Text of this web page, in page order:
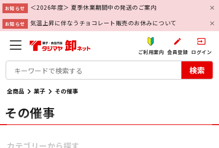
お知らせ ＜2026年度＞ 夏季休業期間中の発送のご案内
お知らせ 気温上昇に伴なうチョコレート販売のお休みについて
ご利用案内
create
会員登録
input
ログイン
検索
全商品 菓子 その催事
その催事